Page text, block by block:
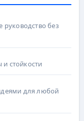
руководство без
стойкости
для любой